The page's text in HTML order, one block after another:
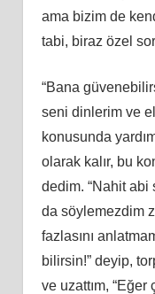
ama bizim de
tabi, biraz özel
“Bana
seni dinlerim ve
konusunda
olarak kalır, bu
dedim. “Nahit abi
da söylemezdim
fazlasını
bilirsin!” deyip,
ve uzattım,